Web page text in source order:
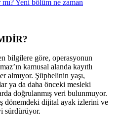
Yeni bölüm ne zaman
bilgilere göre, operasyonun
kamusal alanda kayıtlı
almıyor. Şüphelinin yaşı,
ya da daha önceki mesleki
doğrulanmış veri bulunmuyor.
dönemdeki dijital ayak izlerini ve
sürdürüyor.